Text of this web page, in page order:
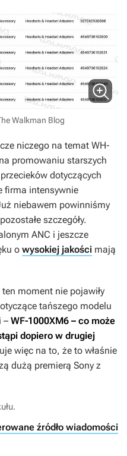
Walkman Blog
niczego na temat WH-
promowaniu starszych
dotyczących
firma intensywnie
niebawem powinniśmy
szczegóły.
ANC i jeszcze
o wysokiej jakości mają
moment nie pojawiły
tańszego modelu
– WF-1000XM6 – co może
dopiero w drugiej
więc na to, że to właśnie
dużą premierą Sony z
źródło wiadomości